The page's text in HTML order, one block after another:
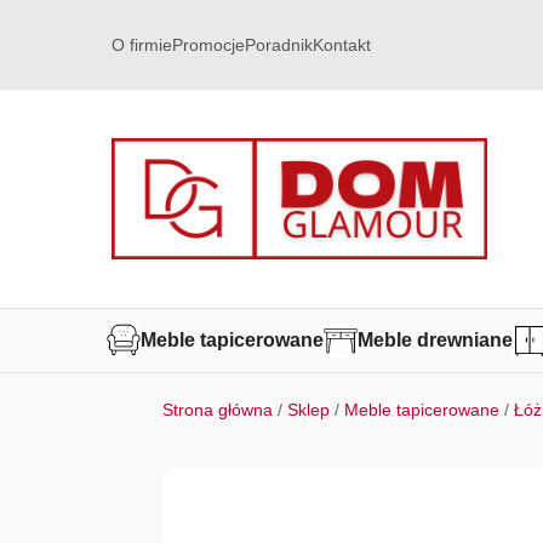
O firmiePromocjePoradnikKontakt
Meble tapicerowane Meble drewniane
Strona główna /Sklep / Meble tapicerowane /